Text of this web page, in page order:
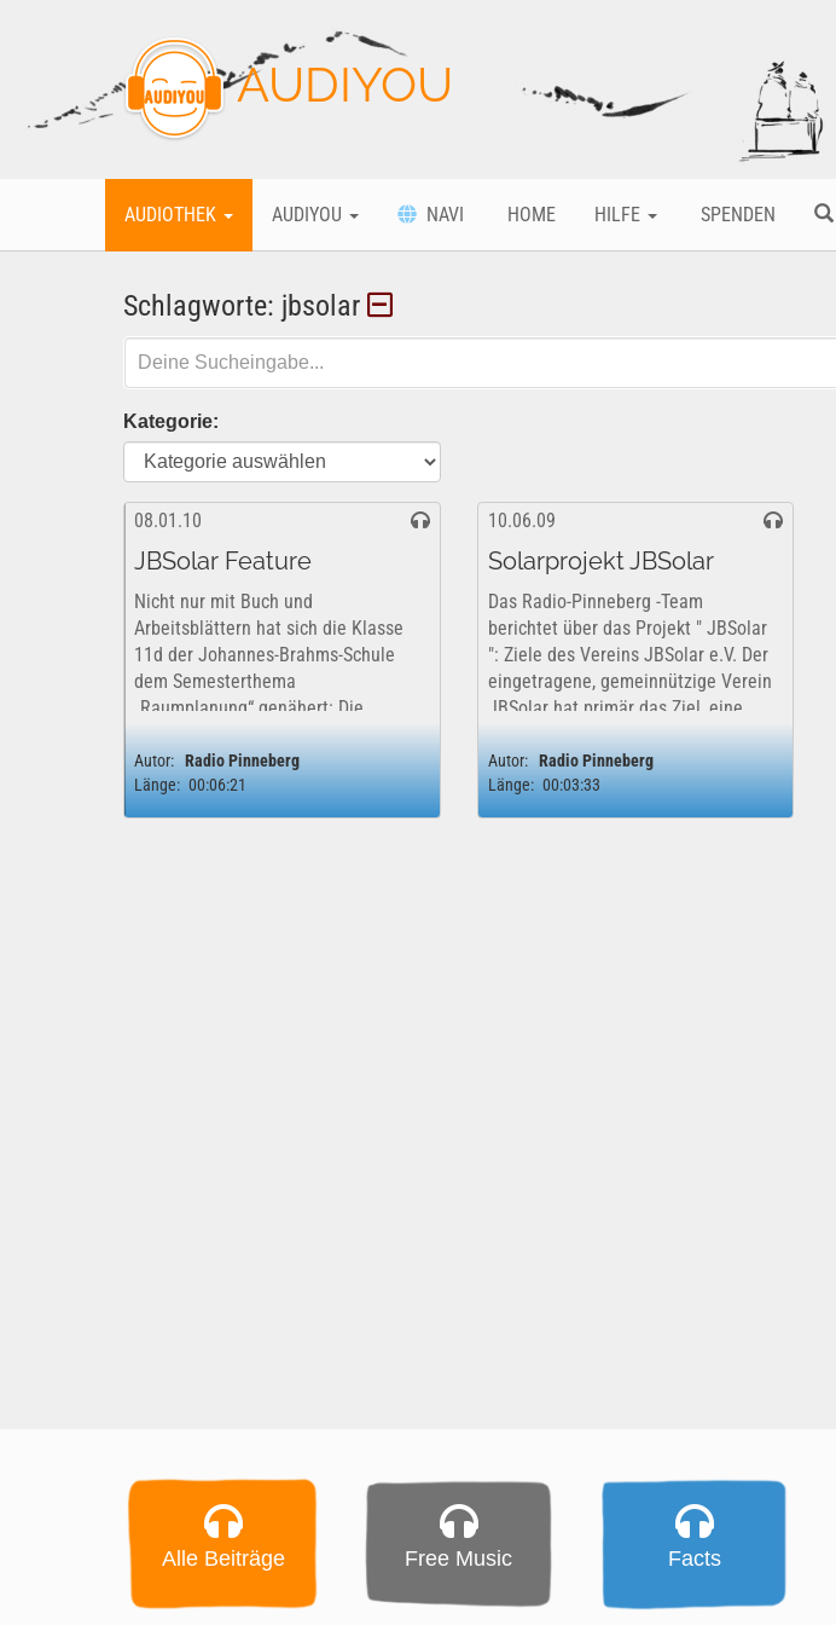
AUDIYOU
AUDIOTHEK AUDIYOU NAVI HOME HILFE SPENDEN
Schlagworte: jbsolar
Kategorie:
08.01.10
JBSolar Feature
Nicht nur mit Buch und
Arbeitsblättern hat sich die Klasse
11d der Johannes-Brahms-Schule
dem Semesterthema
„Raumplanung“ genähert: Die
Schülerinnen und Schüler des neu
eingerichteten Medienprofils gingen
im Erdkundeunterricht bei Lehrerin
Monika Gundlach...
Autor: Radio Pinneberg
Länge: 00:06:21
10.06.09
Solarprojekt JBSolar
Das Radio-Pinneberg -Team
berichtet über das Projekt " JBSolar
": Ziele des Vereins JBSolar e.V. Der
eingetragene, gemeinnützige Verein
JBSolar hat primär das Ziel, eine
Photovoltaikanlage auf dem Dach
der...
Autor: Radio Pinneberg
Länge: 00:03:33
Alle Beiträge Free Music Facts